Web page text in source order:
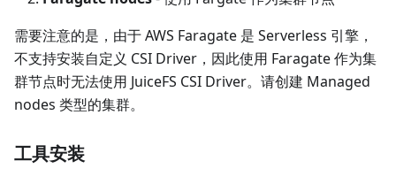
需要注意的是，由于 AWS Faragate 是 Serverless 引擎，
不支持安装自定义 CSI Driver，因此使用 Faragate 作为集
群节点时无法使用 JuiceFS CSI Driver。请创建 Managed
nodes 类型的集群。
工具安装